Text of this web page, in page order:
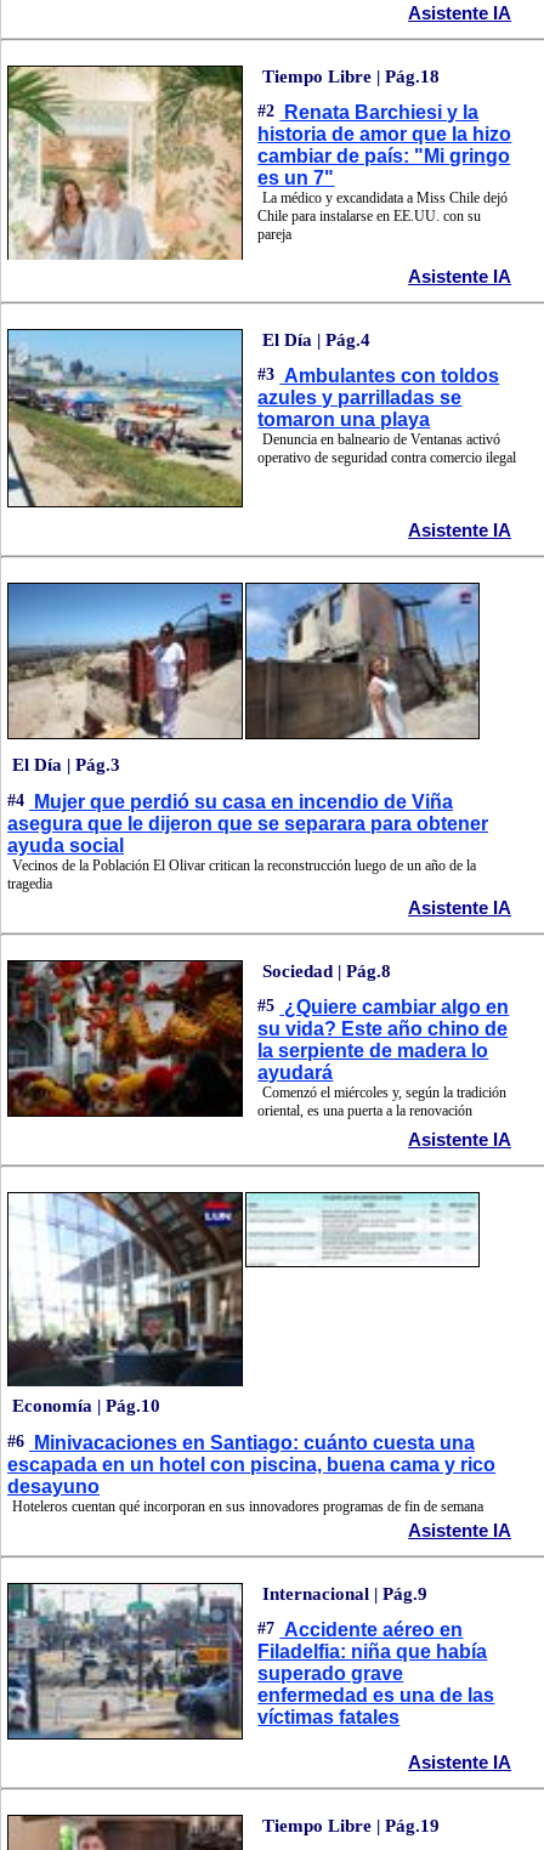
Asistente IA
Tiempo Libre | Pág.18
#2
Renata Barchiesi y la
historia de amor que la hizo
cambiar de país: "Mi gringo
es un 7"
La médico y excandidata a Miss Chile dejó
Chile para instalarse en EE.UU. con su
pareja
Asistente IA
El Día | Pág.4
#3 Ambulantes con toldos
azules y parrilladas se
tomaron una playa
Denuncia en balneario de Ventanas activó
operativo de seguridad contra comercio ilegal
Asistente IA
El Día | Pág.3
#4
Mujer que perdió su casa en incendio de Viña
asegura que le dijeron que se separara para obtener
ayuda social
Vecinos de la Población El Olivar critican la reconstrucción luego de un año de la
tragedia
Asistente IA
Sociedad | Pág.8
#5 ¿Quiere cambiar algo en
su vida? Este año chino de
la serpiente de madera lo
ayudará
Comenzó el miércoles y, según la tradición
oriental, es una puerta a la renovación
Asistente IA
Economía | Pág.10
#6
Minivacaciones en Santiago: cuánto cuesta una
escapada en un hotel con piscina, buena cama y rico
desayuno
Hoteleros cuentan qué incorporan en sus innovadores programas de fin de semana
Asistente IA
Internacional | Pág.9
#7 Accidente aéreo en
Filadelfia: niña que había
superado grave
enfermedad es una de las
víctimas fatales
Asistente IA
Tiempo Libre | Pág.19